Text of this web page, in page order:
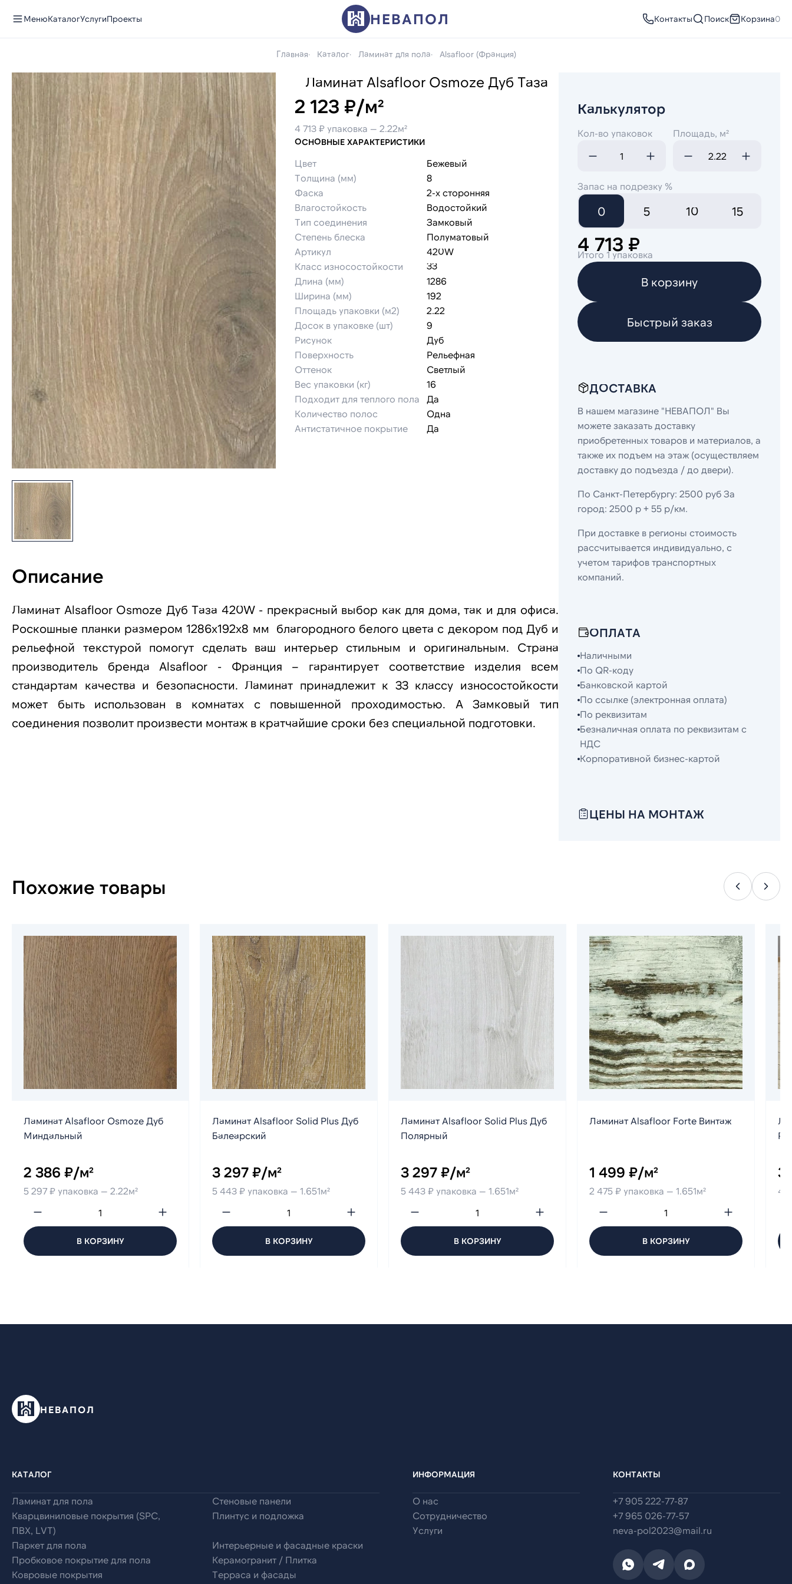
МенюКаталогУслугиПроекты НЕВАПОЛ Контакты Поиск Корзина0
Главная Каталог Ламинат для пола Alsafloor (Франция)
Ламинат Alsafloor Osmoze Дуб Таза
2 123 ₽/м²
4 713 ₽ упаковка — 2.22м²
ОСНОВНЫЕ ХАРАКТЕРИСТИКИ
Цвет
Бежевый
Толщина (мм)
8
Фаска
2-х сторонняя
Влагостойкость
Водостойкий
Тип соединения
Замковый
Степень блеска
Полуматовый
Артикул
420W
Класс износостойкости
33
Длина (мм)
1286
Ширина (мм)
192
Площадь упаковки (м2)
2.22
Досок в упаковке (шт)
9
Рисунок
Дуб
Поверхность
Рельефная
Оттенок
Светлый
Вес упаковки (кг)
16
Подходит для теплого пола
Да
Количество полос
Одна
Антистатичное покрытие
Да
Описание
Ламинат Alsafloor Osmoze Дуб Таза 420W - прекрасный выбор как для дома, так и для офиса.
Роскошные планки размером 1286x192x8 мм благородного белого цвета с декором под Дуб и
рельефной текстурой помогут сделать ваш интерьер стильным и оригинальным. Страна
производитель бренда Alsafloor - Франция – гарантирует соответствие изделия всем
стандартам качества и безопасности. Ламинат принадлежит к 33 классу износостойкости
может быть использован в комнатах с повышенной проходимостью. А Замковый тип
соединения позволит произвести монтаж в кратчайшие сроки без специальной подготовки.
Калькулятор
Кол-во упаковок Площадь, м²
Запас на подрезку %
0 5 10 15
4 713 ₽
Итого 1 упаковка
В корзину
Быстрый заказ
ДОСТАВКА
В нашем магазине "НЕВАПОЛ" Вы
можете заказать доставку
приобретенных товаров и материалов, а
также их подъем на этаж (осуществляем
доставку до подъезда / до двери).
По Санкт-Петербургу: 2500 руб За
город: 2500 р + 55 р/км.
При доставке в регионы стоимость
рассчитывается индивидуально, с
учетом тарифов транспортных
компаний.
ОПЛАТА
Наличными
По QR-коду
Банковской картой
По ссылке (электронная оплата)
По реквизитам
Безналичная оплата по реквизитам с
НДС
Корпоративной бизнес-картой
ЦЕНЫ НА МОНТАЖ
Похожие товары
Ламинат Alsafloor Osmoze Дуб
Миндальный
2 386 ₽/м²
5 297 ₽ упаковка — 2.22м²
В КОРЗИНУ
Ламинат Alsafloor Solid Plus Дуб
Балеарский
3 297 ₽/м²
5 443 ₽ упаковка — 1.651м²
В КОРЗИНУ
Ламинат Alsafloor Solid Plus Дуб
Полярный
3 297 ₽/м²
5 443 ₽ упаковка — 1.651м²
В КОРЗИНУ
Ламинат Alsafloor Forte Винтаж
1 499 ₽/м²
2 475 ₽ упаковка — 1.651м²
В КОРЗИНУ
3
4
НЕВАПОЛ
КАТАЛОГ
Ламинат для пола
Кварцвиниловые покрытия (SPC,
ПВХ, LVT)
Паркет для пола
Пробковое покрытие для пола
Ковровые покрытия
Стеновые панели
Плинтус и подложка
Интерьерные и фасадные краски
Керамогранит / Плитка
Терраса и фасады
ИНФОРМАЦИЯ
О нас
Сотрудничество
Услуги
КОНТАКТЫ
+7 905 222-77-87
+7 965 026-77-57
neva-pol2023@mail.ru